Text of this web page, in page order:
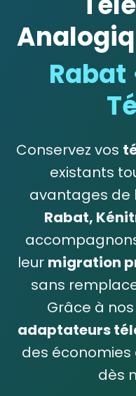
Rabat
Conservez vos
existants
avantages de
Rabat,
leur migration
sans
Grâce à nos
adaptateurs
des économies
dès